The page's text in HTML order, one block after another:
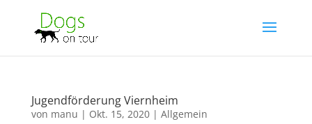
Jugendförderung Viernheim
von manu | Okt. 15, 2020| Allgemein